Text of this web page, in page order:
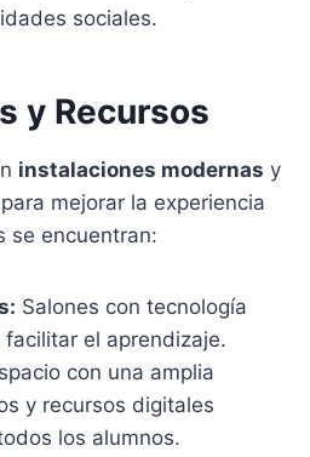
sociales.
y Recursos
instalaciones modernas y
mejorar la experiencia
se encuentran:
Salones con tecnología
el aprendizaje.
con una amplia
y recursos digitales
los alumnos.